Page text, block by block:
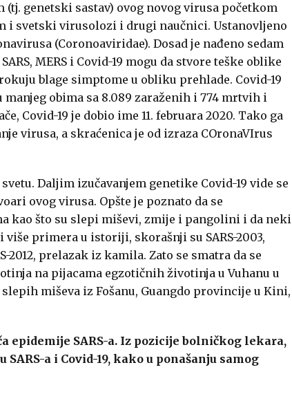
(tj. genetski sastav) ovog novog virusa početkom
svetski virusolozi i drugi naučnici. Ustanovljeno
(Coronoaviridae). Dosad je nađeno sedam
MERS i Covid-19 mogu da stvore teške oblike
blage simptome u obliku prehlade. Covid-19
manjeg obima sa 8.089 zaraženih i 774 mrtvih i
Covid-19 je dobio ime 11. februara 2020. Tako ga
virusa, a skraćenica je od izraza COronaVIrus
Daljim izučavanjem genetike Covid-19 vide se
ovog virusa. Opšte je poznato da se
kao što su slepi miševi, zmije i pangolini i da neki
primera u istoriji, skorašnji su SARS-2003,
prelazak iz kamila. Zato se smatra da se
na pijacama egzotičnih životinja u Vuhanu u
miševa iz Fošanu, Guangdo provincije u Kini,
SARS-a. Iz pozicije bolničkog lekara,
a i Covid-19, kako u ponašanju samog